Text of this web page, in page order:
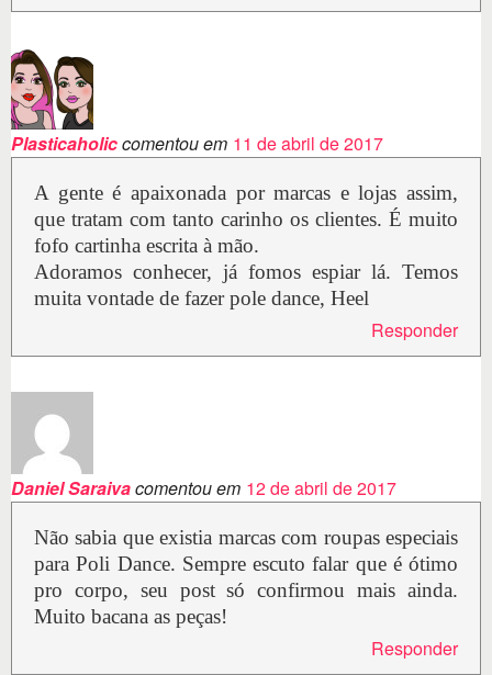
Plasticaholiccomentou em 11 de abril de 2017
A gente é apaixonada por marcas e lojas assim,
que tratam com tanto carinho os clientes. É muito
fofo cartinha escrita à mão.
Adoramos conhecer, já fomos espiar lá. Temos
muita vontade de fazer pole dance, Heel
Responder
Daniel Saraivacomentou em 12 de abril de 2017
Não sabia que existia marcas com roupas especiais
para Poli Dance. Sempre escuto falar que é ótimo
pro corpo, seu post só confirmou mais ainda.
Muito bacana as peças!
Responder